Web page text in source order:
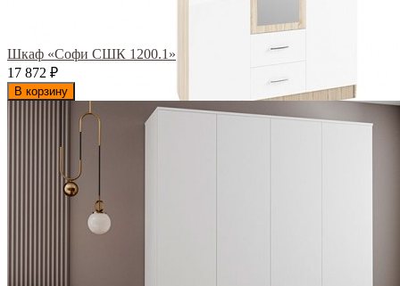
Шкаф «Софи СШК 1200.1»
17 872 ₽
В корзину